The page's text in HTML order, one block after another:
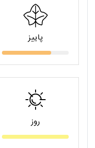
پاییز
روز